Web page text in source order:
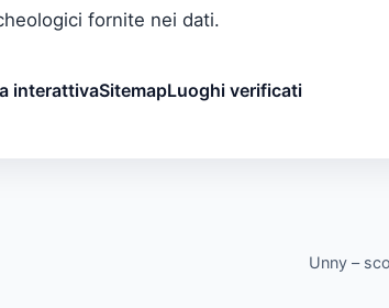
fornite nei dati.
interattivaSitemapLuoghi verificati
Unny –